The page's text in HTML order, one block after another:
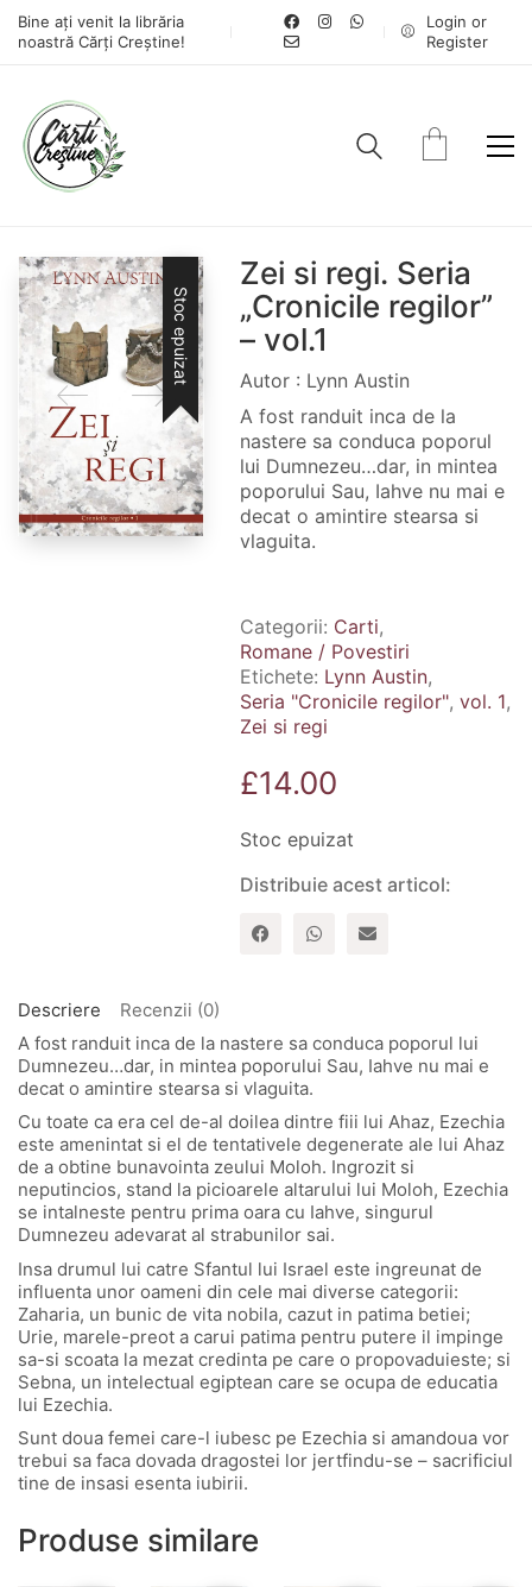
Bine ați venit la librăria
noastră Cărți Creștine!
Login or
Register
Stoc epuizat
Zei si regi. Seria
„Cronicile regilor”
– vol.1
Autor : Lynn Austin
A fost randuit inca de la
nastere sa conduca poporul
lui Dumnezeu…dar, in mintea
poporului Sau, Iahve nu mai e
decat o amintire stearsa si
vlaguita.
Categorii: Carti,
Romane / Povestiri
Etichete: Lynn Austin,
Seria "Cronicile regilor", vol. 1,
Zei si regi
£14.00
Stoc epuizat
Distribuie acest articol:
Descriere
Recenzii (0)
A fost randuit inca de la nastere sa conduca poporul lui
Dumnezeu…dar, in mintea poporului Sau, Iahve nu mai e
decat o amintire stearsa si vlaguita.
Cu toate ca era cel de-al doilea dintre fiii lui Ahaz, Ezechia
este amenintat si el de tentativele degenerate ale lui Ahaz
de a obtine bunavointa zeului Moloh. Ingrozit si
neputincios, stand la picioarele altarului lui Moloh, Ezechia
se intalneste pentru prima oara cu Iahve, singurul
Dumnezeu adevarat al strabunilor sai.
Insa drumul lui catre Sfantul lui Israel este ingreunat de
influenta unor oameni din cele mai diverse categorii:
Zaharia, un bunic de vita nobila, cazut in patima betiei;
Urie, marele-preot a carui patima pentru putere il impinge
sa-si scoata la mezat credinta pe care o propovaduieste; si
Sebna, un intelectual egiptean care se ocupa de educatia
lui Ezechia.
Sunt doua femei care-l iubesc pe Ezechia si amandoua vor
trebui sa faca dovada dragostei lor jertfindu-se – sacrificiul
tine de insasi esenta iubirii.
Produse similare